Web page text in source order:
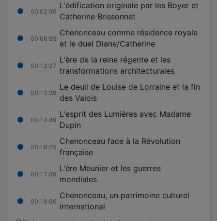
00:02:30
L'édification originale par les Boyer et
Catherine Brissonnet
00:06:35
Chenonceau comme résidence royale
et le duel Diane/Catherine
00:12:27
L'ère de la reine régente et les
transformations architecturales
00:13:39
Le deuil de Louise de Lorraine et la fin
des Valois
00:14:49
L'esprit des Lumières avec Madame
Dupin
00:16:25
Chenonceau face à la Révolution
française
00:17:39
L'ère Meunier et les guerres
mondiales
00:18:50
Chenonceau, un patrimoine culturel
international